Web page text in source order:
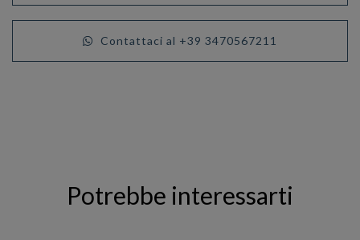
Contattaci al +39 3470567211
Potrebbe interessarti